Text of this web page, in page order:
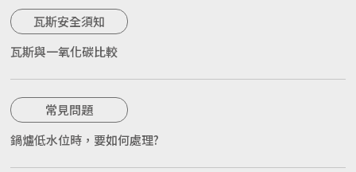
瓦斯安全須知
瓦斯與一氧化碳比較
常見問題
鍋爐低水位時，要如何處理?